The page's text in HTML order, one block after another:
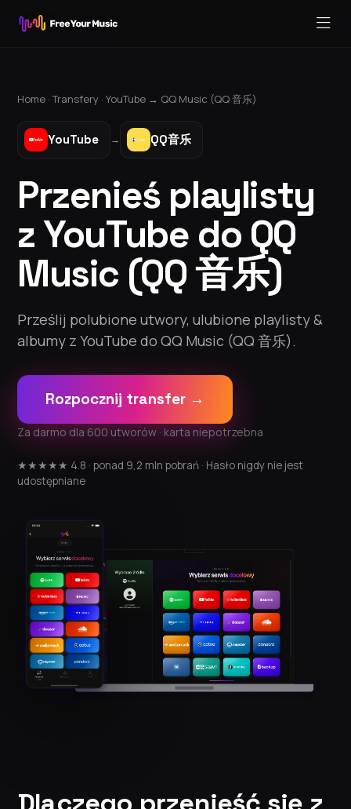
Home ·Transfery · YouTube → QQ Music (QQ 音乐)
YouTube → QQ音乐
Przenieś playlisty
z YouTube do QQ
Music (QQ 音乐)
Prześlij polubione utwory, ulubione playlisty &
albumy z YouTube do QQ Music (QQ 音乐).
Rozpocznij transfer →
Za darmo dla 600 utworów · karta niepotrzebna
★★★★★ 4.8 · ponad 9,2 mln pobrań · Hasło nigdy nie jest
udostępniane